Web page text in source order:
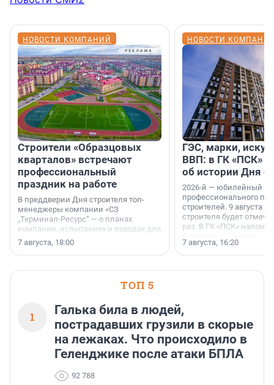
НОВОСТИ КОМПАНИЙ
Строители «Образцовых
кварталов» встречают
профессиональный
праздник на работе
В преддверии Дня строителя топ-
менеджеры компании «СЗ
„Терминал-Ресурс“ — о планах
компании, испытаниях и поводах для
осторожного оптимизма.
7 августа, 18:00
НОВОСТИ
ГЭС, марки,
ВВП: в ГК «ПСК»
об истории Дня
2026-й — юбилейный
профессионального
строителей. 9 августа
строителя будет
раз. В ГК «ПСК»
поменялась роль
7 августа, 16:20
ТОП 5
1
Галька била в людей,
пострадавших грузили в скорые
на лежаках. Что происходило в
Геленджике после атаки БПЛА
92 788